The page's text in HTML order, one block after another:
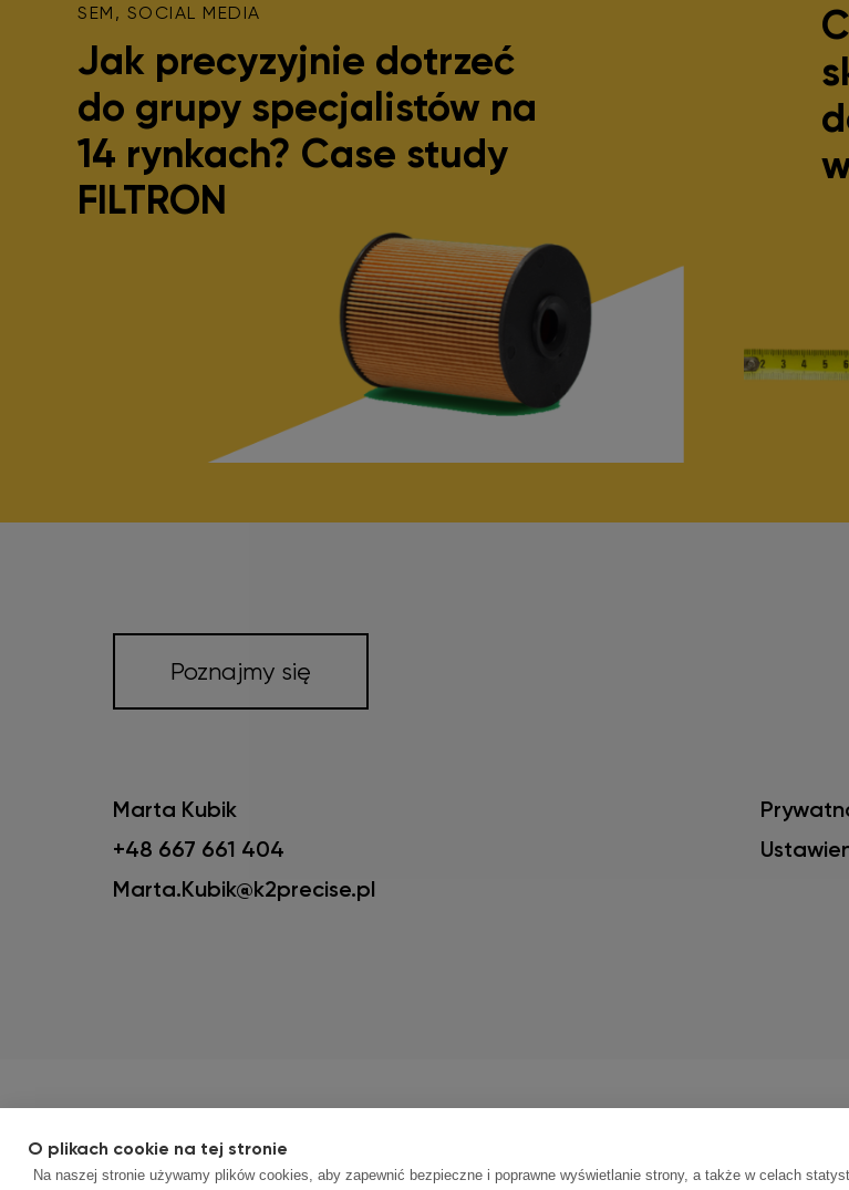
SEM, SOCIAL MEDIA
Jak precyzyjnie dotrzeć
do grupy specjalistów na
14 rynkach? Case study
FILTRON
Poznajmy się
Marta Kubik
+48 667 661 404
Marta.Kubik@k2precise.pl
serwować Tobie interesujące Ciebie reklamy. Korzystając z naszego serwisu
O plikach cookie na tej stronie
Na naszej stronie używamy plików cookies, aby zapewnić bezpieczne i poprawne wyświetlanie strony, a także w celach